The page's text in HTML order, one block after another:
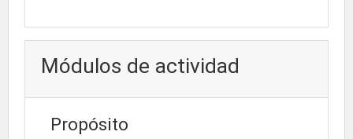
Módulos de actividad
Propósito